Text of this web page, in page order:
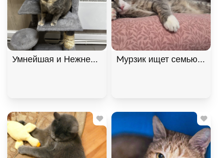
Умнейшая и Нежнейшая кошка Фелиция ищет
Мурзик ищет семью и